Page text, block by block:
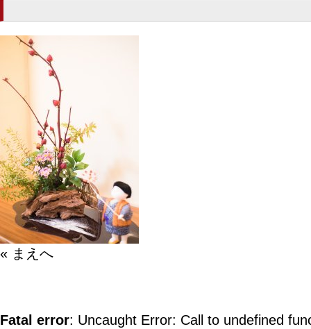
« まえへ
Fatal error: Uncaught Error: Call to undefined